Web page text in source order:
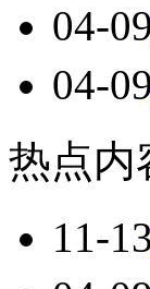
04-09
04-09
热点内
11-13